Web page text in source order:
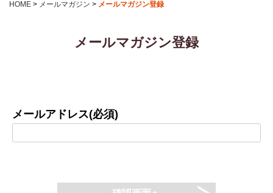
HOME > メールマガジン > メールマガジン登録
メールマガジン登録
メールアドレス(必須)